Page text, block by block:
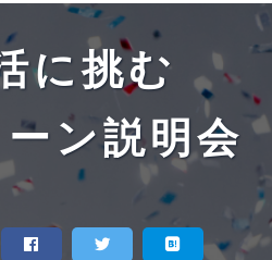
に挑む
ン説明会